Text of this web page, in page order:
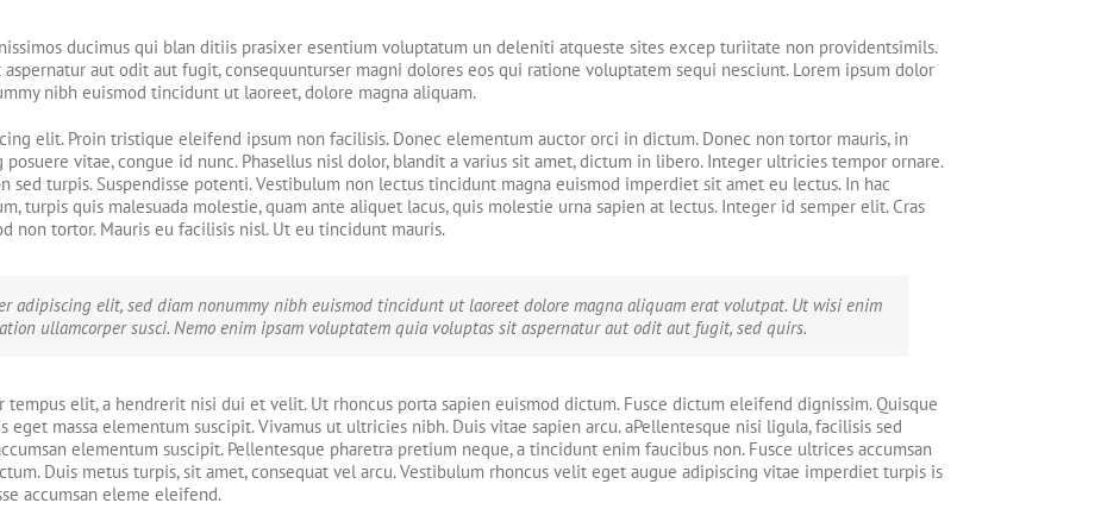
ducimus qui blan ditiis prasixer esentium voluptatum un deleniti atqueste sites excep turiitate non providentsimils.
aut odit aut fugit, consequunturser magni dolores eos qui ratione voluptatem sequi nesciunt. Lorem ipsum dolor
nibh euismod tincidunt ut laoreet, dolore magna aliquam.
elit. Proin tristique eleifend ipsum non facilisis. Donec elementum auctor orci in dictum. Donec non tortor mauris, in
vitae, congue id nunc. Phasellus nisl dolor, blandit a varius sit amet, dictum in libero. Integer ultricies tempor ornare.
turpis. Suspendisse potenti. Vestibulum non lectus tincidunt magna euismod imperdiet sit amet eu lectus. In hac
turpis quis malesuada molestie, quam ante aliquet lacus, quis molestie urna sapien at lectus. Integer id semper elit. Cras
non tortor. Mauris eu facilisis nisl. Ut eu tincidunt mauris.
adipiscing elit, sed diam nonummy nibh euismod tincidunt ut laoreet dolore magna aliquam erat volutpat. Ut wisi enim
ullamcorper susci. Nemo enim ipsam voluptatem quia voluptas sit aspernatur aut odit aut fugit, sed quirs.
elit, a hendrerit nisi dui et velit. Ut rhoncus porta sapien euismod dictum. Fusce dictum eleifend dignissim. Quisque
massa elementum suscipit. Vivamus ut ultricies nibh. Duis vitae sapien arcu. aPellentesque nisi ligula, facilisis sed
elementum suscipit. Pellentesque pharetra pretium neque, a tincidunt enim faucibus non. Fusce ultrices accumsan
Duis metus turpis, sit amet, consequat vel arcu. Vestibulum rhoncus velit eget augue adipiscing vitae imperdiet turpis is
accumsan eleme eleifend.